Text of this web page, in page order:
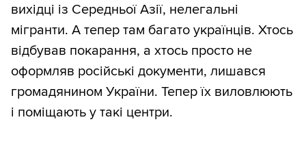
вихідці із Середньої Азії, нелегальні
мігранти. А тепер там багато українців. Хтось
відбував покарання, а хтось просто не
оформляв російські документи, лишався
громадянином України. Тепер їх виловлюють
і поміщають у такі центри.